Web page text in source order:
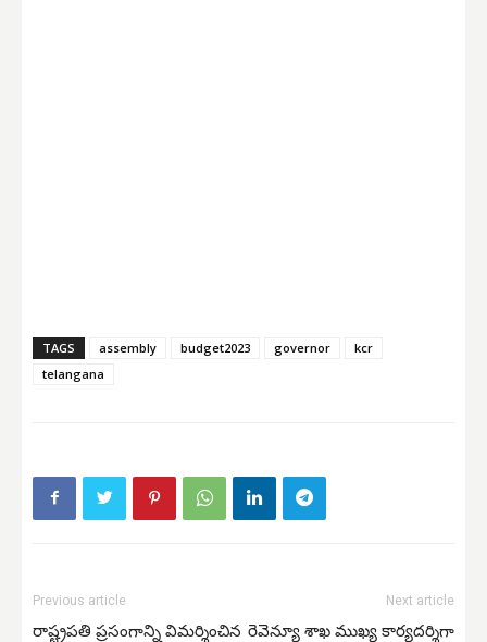
TAGS assembly budget2023 governor
kcr
telangana
Previous article
రాష్ట్రపతి ప్రసంగాన్ని విమర్శించిన
Next article
రెవెన్యూ శాఖ ముఖ్య కార్యదర్శిగా